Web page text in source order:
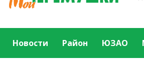
Новости Район ЮЗАО